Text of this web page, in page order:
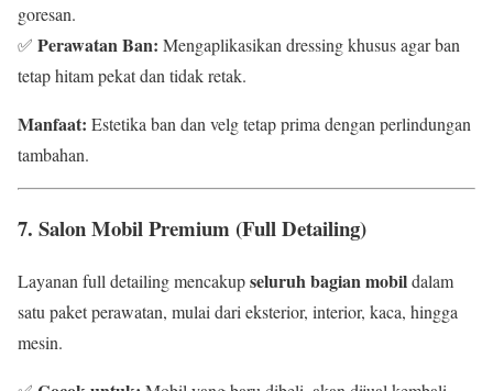
goresan.
✅ Perawatan Ban: Mengaplikasikan dressing khusus agar ban
tetap hitam pekat dan tidak retak.
Manfaat: Estetika ban dan velg tetap prima dengan perlindungan
tambahan.
7. Salon Mobil Premium (Full Detailing)
Layanan full detailing mencakupseluruh bagian mobildalam
satu paket perawatan, mulai dari eksterior, interior, kaca, hingga
mesin.